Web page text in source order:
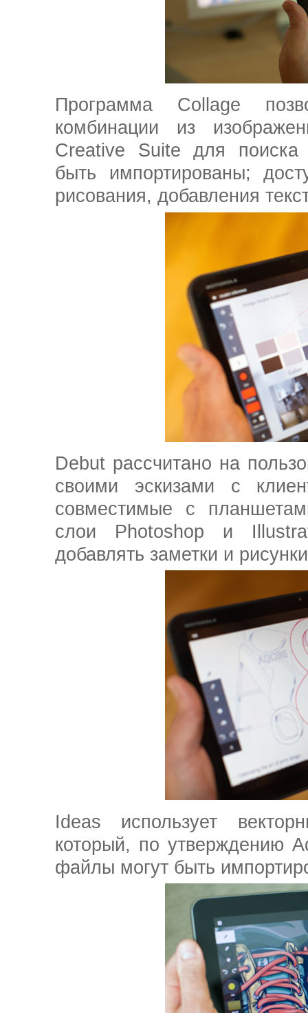
Программа Collage
комбинации из
Creative Suite для поиска
быть импортированы;
рисования, добавления
Debut рассчитано на
своими эскизами с
совместимые с
слои Photoshop и
добавлять заметки и
Ideas использует
который, по утверждению
файлы могут быть